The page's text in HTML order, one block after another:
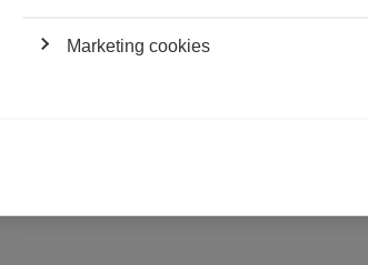
Marketing cookies